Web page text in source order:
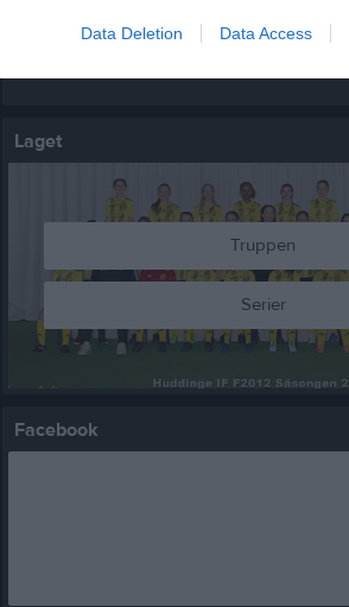
Data Deletion Data Access
Laget
Truppen
Serier
Facebook